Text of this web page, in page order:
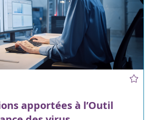
apportées à l’Outil